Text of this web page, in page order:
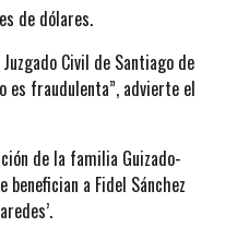
de dólares.
Civil de Santiago de
es fraudulenta”, advierte el
de la familia Guizado-
a Fidel Sánchez